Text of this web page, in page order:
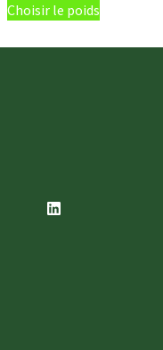
Choisir le poids